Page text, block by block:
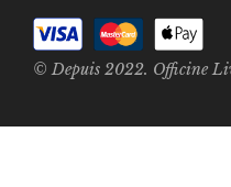
© Depuis 2022. Officine